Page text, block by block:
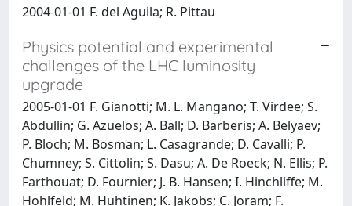
2004-01-01 F. del Aguila; R. Pittau
Physics potential and experimental
challenges of the LHC luminosity
upgrade
2005-01-01 F. Gianotti; M. L. Mangano; T. Virdee; S.
Abdullin; G. Azuelos; A. Ball; D. Barberis; A. Belyaev;
P. Bloch; M. Bosman; L. Casagrande; D. Cavalli; P.
Chumney; S. Cittolin; S. Dasu; A. De Roeck; N. Ellis; P.
Farthouat; D. Fournier; J. B. Hansen; I. Hinchliffe; M.
Hohlfeld; M. Huhtinen; K. Jakobs; C. Joram; F.